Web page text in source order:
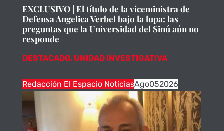
EXCLUSIVO | El título de la viceministra de
Defensa Angelica Verbel bajo la lupa: las
preguntas que la Universidad del Sinú aún no
responde
DESTACADO, UNIDAD INVESTIGATIVA
Redacción El Espacio NoticiasAgo052026